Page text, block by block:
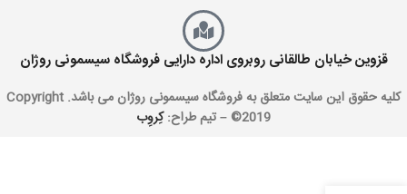
قزوین خیابان طالقانی روبروی اداره دارایی فروشگاه سیسمونی روژان
کليه حقوق اين سايت متعلق به فروشگاه سیسمونی روژان می باشد. Copyright
©2019 –
تیم طراح:کِروِب